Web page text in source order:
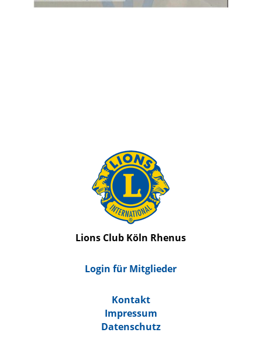
Lions Club Köln Rhenus
Login für Mitglieder
Kontakt
Impressum
Datenschutz